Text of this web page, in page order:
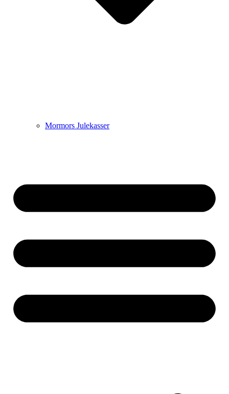
Mormors Julekasser